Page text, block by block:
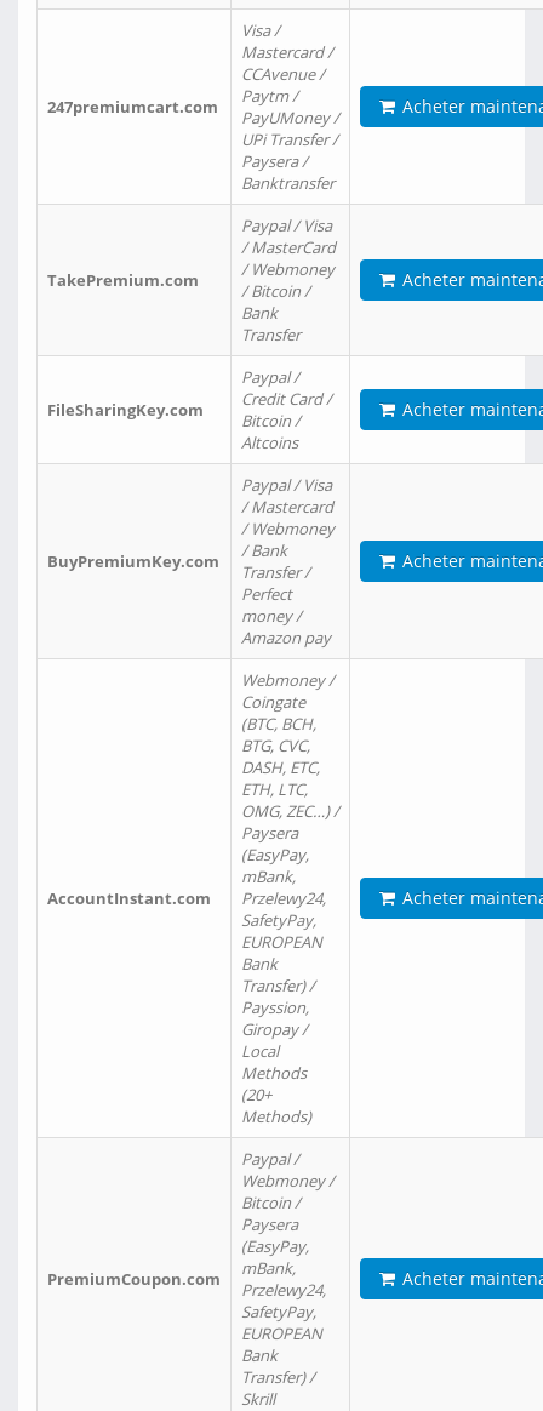
247premiumcart.com
Visa /
Mastercard /
CCAvenue /
Paytm /
PayUMoney /
UPi Transfer /
Paysera /
Banktransfer
Acheter
TakePremium.com
Paypal / Visa
/ MasterCard
/ Webmoney
/ Bitcoin /
Bank
Transfer
Acheter
FileSharingKey.com
Paypal /
Credit Card /
Bitcoin /
Altcoins
Acheter
BuyPremiumKey.com
Paypal / Visa
/ Mastercard
/ Webmoney
/ Bank
Transfer /
Perfect
money /
Amazon pay
Acheter
AccountInstant.com
Webmoney /
Coingate
(BTC, BCH,
BTG, CVC,
DASH, ETC,
ETH, LTC,
OMG, ZEC…) /
Paysera
(EasyPay,
mBank,
Przelewy24,
SafetyPay,
EUROPEAN
Bank
Transfer) /
Payssion,
Giropay /
Local
Methods
(20+
Methods)
Acheter
PremiumCoupon.com
Paypal /
Webmoney /
Bitcoin /
Paysera
(EasyPay,
mBank,
Przelewy24,
SafetyPay,
EUROPEAN
Bank
Transfer) /
Skrill
Acheter